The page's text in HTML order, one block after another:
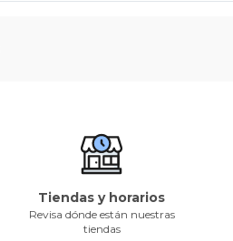
Tiendas y horarios
Revisa dónde están nuestras
tiendas